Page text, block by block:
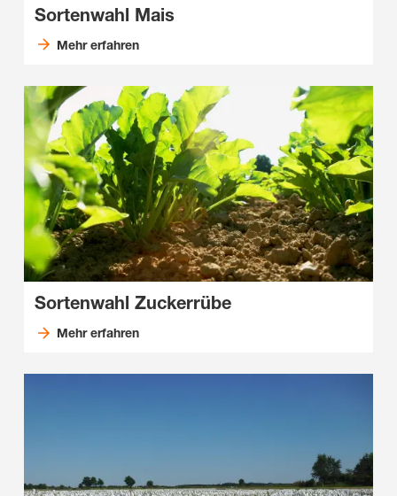
Sortenwahl Mais
Mehr erfahren
Sortenwahl Zuckerrübe
Mehr erfahren